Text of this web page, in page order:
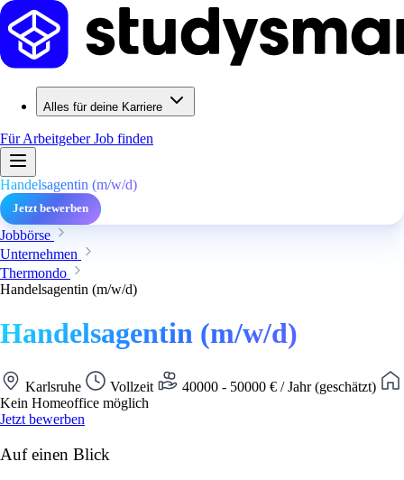
Alles für deine Karriere
Für ArbeitgeberJob finden
Handelsagentin (m/w/d)
Jetzt bewerben
Jobbörse
Unternehmen
Thermondo
Handelsagentin (m/w/d)
Handelsagentin (m/w/d)
Karlsruhe Vollzeit
40000 - 50000 € / Jahr (geschätzt)
Kein Homeoffice möglich
Jetzt bewerben
Auf einen Blick